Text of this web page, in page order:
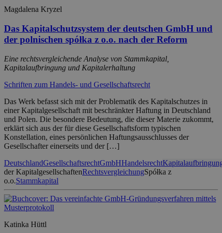
Magdalena Kryzel
Das Kapitalschutzsystem der deutschen GmbH und
der polnischen spółka z o.o. nach der Reform
Eine rechtsvergleichende Analyse von Stammkapital,
Kapitalaufbringung und Kapitalerhaltung
Schriften zum Handels- und Gesellschaftsrecht
Das Werk befasst sich mit der Problematik des Kapitalschutzes in
einer Kapitalgesellschaft mit beschränkter Haftung in Deutschland
und Polen. Die besondere Bedeutung, die dieser Materie zukommt,
erklärt sich aus der für diese Gesellschaftsform typischen
Konstellation, eines persönlichen Haftungsausschlusses der
Gesellschafter einerseits und der […]
DeutschlandGesellschaftsrechtGmbHHandelsrecht
der KapitalgesellschaftenRechtsvergleichungSpółka z
o.o.Stammkapital
Katinka Hüttl